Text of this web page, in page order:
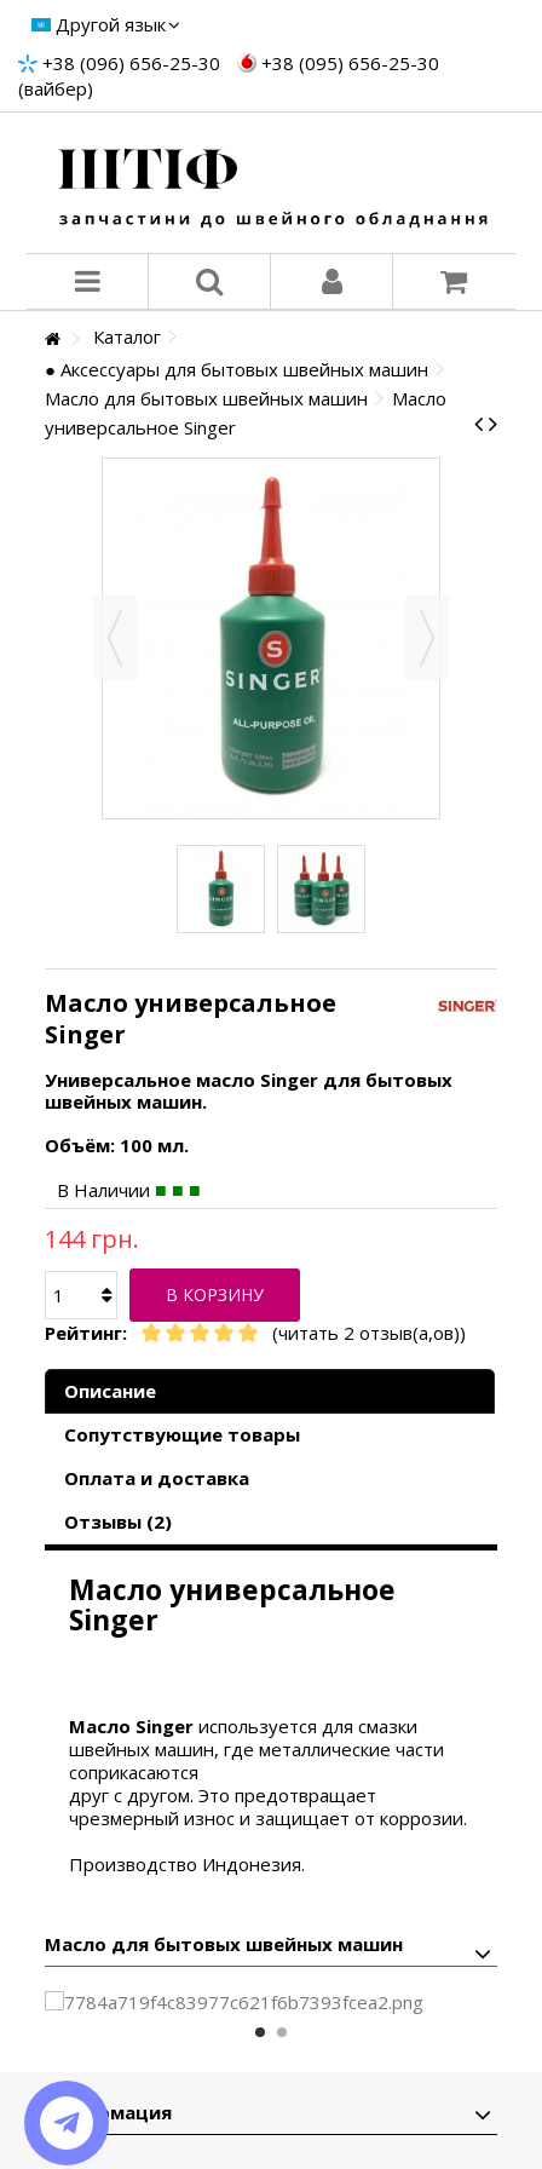
Другой язык
+38 (096) 656-25-30
+38 (095) 656-25-30
(вайбер)
Каталог
● Аксессуары для бытовых швейных машин
Масло для бытовых швейных машин
Масло
универсальное Singer
Масло универсальное
Singer
Универсальное масло Singer для бытовых
швейных машин.
Объём: 100 мл.
В Наличии
144 грн.
В КОРЗИНУ
Рейтинг: (читать 2 отзыв(а,ов))
Описание
Сопутствующие товары
Оплата и доставка
Отзывы (2)
Масло универсальное
Singer
Масло Singer используется для смазки
швейных машин, где металлические части
соприкасаются
друг с другом. Это предотвращает
чрезмерный износ и защищает от коррозии.
Производство Индонезия.
Масло для бытовых швейных машин
Информация